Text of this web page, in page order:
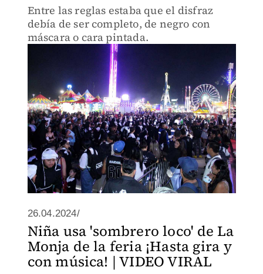
Entre las reglas estaba que el disfraz
debía de ser completo, de negro con
máscara o cara pintada.
26.04.2024/
Niña usa 'sombrero loco' de La
Monja de la feria ¡Hasta gira y
con música! | VIDEO VIRAL